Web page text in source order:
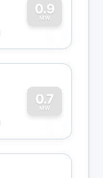
0.9
MW
0
0.7
MW
0